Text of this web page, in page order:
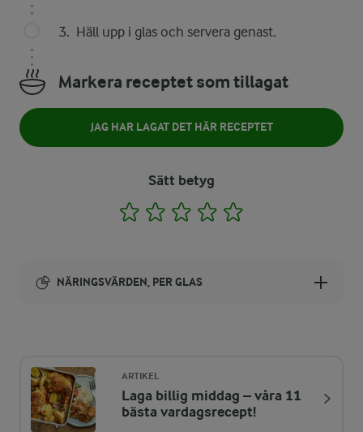
Häll upp i glas och servera genast.
Markera receptet som tillagat
JAG HAR LAGAT DET HÄR RECEPTET
Sätt betyg
1 2 3 4
NÄRINGSVÄRDEN, PER GLAS
ENERGIDISTRIBUTION %
NÄRINGSVÄRDEN PER GLAS
ARTIKEL
Laga billig middag – våra 11
bästa vardagsrecept!